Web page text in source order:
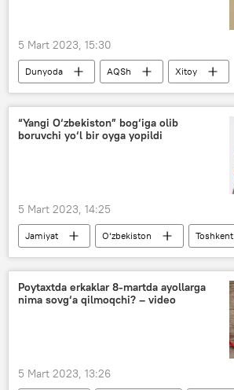
5 Mart 2023, 15:30
Dunyoda AQSh
Xitoy
Pekin
Tayvan
“Yangi O‘zbekiston” bog‘iga olib
boruvchi yo‘l bir oyga yopildi
5 Mart 2023, 14:25
Jamiyat O‘zbekiston
Toshkent
yo‘l
Poytaxtda erkaklar 8-martda ayollarga
nima sovg‘a qilmoqchi? – video
5 Mart 2023, 13:26